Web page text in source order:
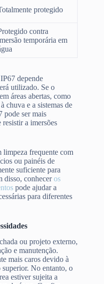
protegido
contra
temporária em
depende
utilizado. Se o
áreas abertas, como
chuva e a sistemas de
pode ser mais
resistir a imersões
limpeza frequente com
ou painéis de
suficiente para
disso, conheceros
pode ajudar a
para diferentes
ou projeto externo,
e manutenção.
mais caros devido à
superior. No entanto, o
estiver sujeita a